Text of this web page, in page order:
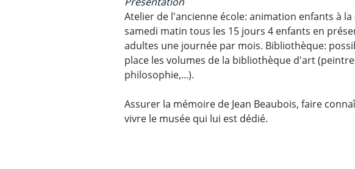
Atelier de l'ancienne école: animation enfants à la
samedi matin tous les 15 jours 4 enfants en
adultes une journée par mois. Bibliothèque:
place les volumes de la bibliothèque d'art
philosophie,...).
Assurer la mémoire de Jean Beaubois, faire
vivre le musée qui lui est dédié.